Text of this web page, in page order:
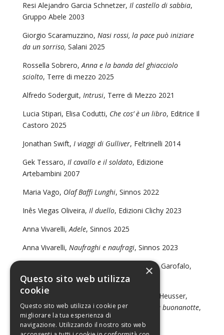
Resi Alejandro Garcia Schnetzer, Il castello di sabbia,
Gruppo Abele 2003
Giorgio Scaramuzzino, Nasi rossi, la pace può iniziare
da un sorriso, Salani 2025
Rossella Sobrero,Anna e la banda del ghiacciolo
sciolto, Terre di mezzo 2025
Alfredo Soderguit, Intrusi, Terre di Mezzo 2021
Lucia Stipari, Elisa Codutti, Che cos’ è un libro, Editrice Il
Castoro 2025
Jonathan Swift, I viaggi di Gulliver, Feltrinelli 2014
Gek Tessaro, Il cavallo e il soldato, Edizione
Artebambini 2007
Maria Vago, Olaf Baffi Lunghi, Sinnos 2022
Inês Viegas Oliveira, Il duello, Edizioni Clichy 2023
Anna Vivarelli,Adele, Sinnos 2025
Anna Vivarelli, Naufraghi e naufragi, Sinnos 2023
Udo Weigelt, Rossana Dedola, ill. Gianluca Garofalo,
Nel bosco c’è posto per tutti,NordSud 2002
Udo Weigelt, Alessandra Valtieri, ill. Sibylle Heusser,
L’omino dei sogni e la luna: una storia della buonanotte,
NordSud 2003
×
Questo sito web utilizza
cookie
Questo sito web utilizza i cookie per
migliorare la tua esperienza di
navigazione. Utilizzando il nostro sito web